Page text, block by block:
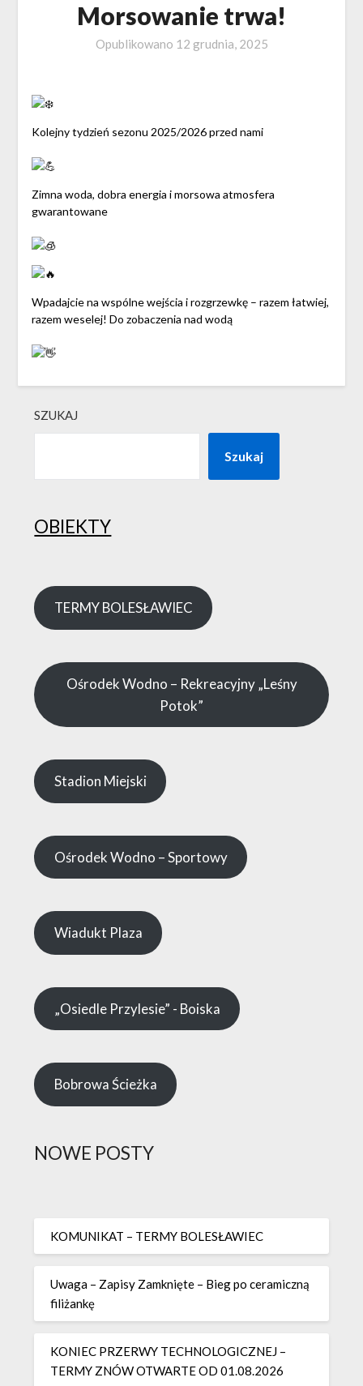
Morsowanie trwa!
Opublikowano 12 grudnia, 2025
Kolejny tydzień sezonu 2025/2026 przed nami
Zimna woda, dobra energia i morsowa atmosfera
gwarantowane
Wpadajcie na wspólne wejścia i rozgrzewkę – razem łatwiej,
razem weselej! Do zobaczenia nad wodą
SZUKAJ
Szukaj
OBIEKTY
TERMY BOLESŁAWIEC
Ośrodek Wodno – Rekreacyjny „Leśny
Potok”
Stadion Miejski
Ośrodek Wodno – Sportowy
Wiadukt Plaza
„Osiedle Przylesie” - Boiska
Bobrowa Ścieżka
NOWE POSTY
KOMUNIKAT – TERMY BOLESŁAWIEC
Uwaga – Zapisy Zamknięte – Bieg po ceramiczną
filiżankę
KONIEC PRZERWY TECHNOLOGICZNEJ –
TERMY ZNÓW OTWARTE OD 01.08.2026